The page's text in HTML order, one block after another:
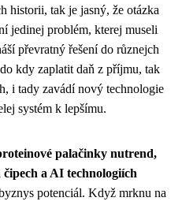
historii, tak je jasný, že otázka
jedinej problém, kterej museli
převratný řešení do různejch
kdy zaplatit daň z příjmu, tak
i tady zavádí nový technologie
systém k lepšímu.
palačinky nutrend,
a AI technologiích
potenciál. Když mrknu na